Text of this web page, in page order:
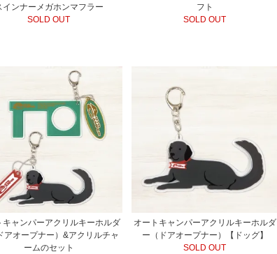
インナーメガホンマフラー
SOLD OUT
フト
SOLD OUT
キャンパーアクリルキーホルダ
アオープナー）&アクリルチャ
ームのセット
オートキャンパーアクリルキーホルダ
ー（ドアオープナー）【ドッグ】
SOLD OUT